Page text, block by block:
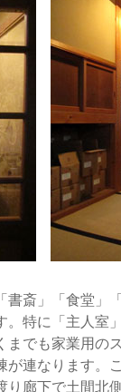
斎」「食堂」
。特に「主人室
までも家業用の
が連なります。
り廊下で土間北